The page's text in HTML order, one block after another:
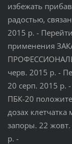
избежать
радостью,
2015 р. -
применения
черв. 2015 р. -
20 серп. 2015 р.
ПБК-20
дозах
запоры. 22 жовт.
р. -